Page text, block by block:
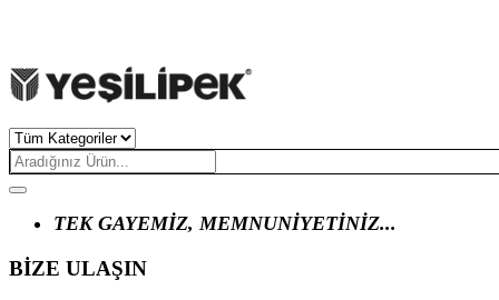
TEK GAYEMİZ, MEMNUNİYETİNİZ...
BİZE ULAŞIN